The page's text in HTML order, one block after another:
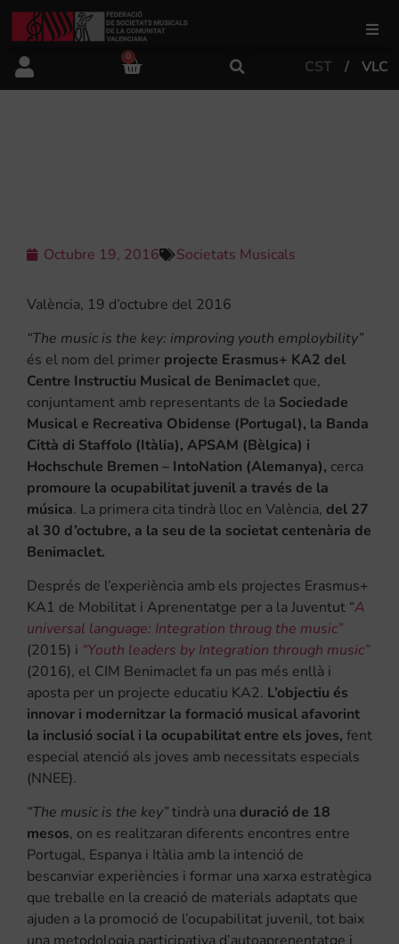
FSMCV
Àrea Artística
Actualitat
Tenda
0
CST VLC
Octubre 19, 2016 Societats Musicals
València, 19 d’octubre del 2016
“The music is the key: improving youth employbility”
és el nom del primer projecte Erasmus+ KA2 del
Centre Instructiu Musical de Benimaclet que,
conjuntament amb representants de la Sociedade
Musical e Recreativa Obidense (Portugal), la Banda
Città di Staffolo (Itàlia), APSAM (Bèlgica) i
Hochschule Bremen – IntoNation (Alemanya), cerca
promoure la ocupabilitat juvenil a través de la
música. La primera cita tindrà lloc en València, del 27
al 30 d’octubre, a la seu de la societat centenària de
Benimaclet.
Després de l’experiència amb els projectes Erasmus+
KA1 de Mobilitat i Aprenentatge per a la Juventut “A
universal language: Integration throug the music”
(2015) i “Youth leaders by Integration through music”
(2016), el CIM Benimaclet fa un pas més enllà i
aposta per un projecte educatiu KA2. L’objectiu és
innovar i modernitzar la formació musical afavorint
la inclusió social i la ocupabilitat entre els joves, fent
especial atenció als joves amb necessitats especials
(NNEE).
“The music is the key”tindrà una duració de 18
mesos, on es realitzaran diferents encontres entre
Portugal, Espanya i Itàlia amb la intenció de
bescanviar experiències i formar una xarxa estratègica
que treballe en la creació de materials adaptats que
ajuden a la promoció de l’ocupabilitat juvenil, tot baix